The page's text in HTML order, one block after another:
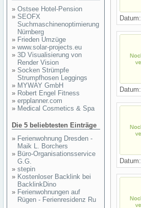
» Ostsee Hotel-Pension
» SEOFX
Suchmaschinenoptimierung
Nürnberg
» Frieden Umzüge
» www.solar-projects.eu
» 3D Visualisierung von
Render Vision
» Socken Strümpfe
Strumpfhosen Leggings
» MYWAY GmbH
» Robert Engel Fitness
» erpplanner.com
» Medical Cosmetics & Spa
Die 5 beliebtesten Einträge
» Ferienwohnung Dresden -
Maik L. Borchers
» Büro-Organisationsservice
G.G.
» stepin
» Kostenloser Backlink bei
BacklinkDino
» Ferienwohnungen auf
Rügen - Ferienresidenz Ru
Datum:
Datum:
Datum: